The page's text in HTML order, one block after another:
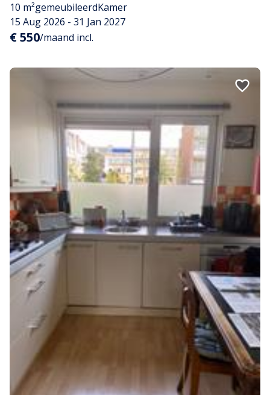
10 m²gemeubileerdKamer
15 Aug 2026 - 31 Jan 2027
€ 550/maand incl.